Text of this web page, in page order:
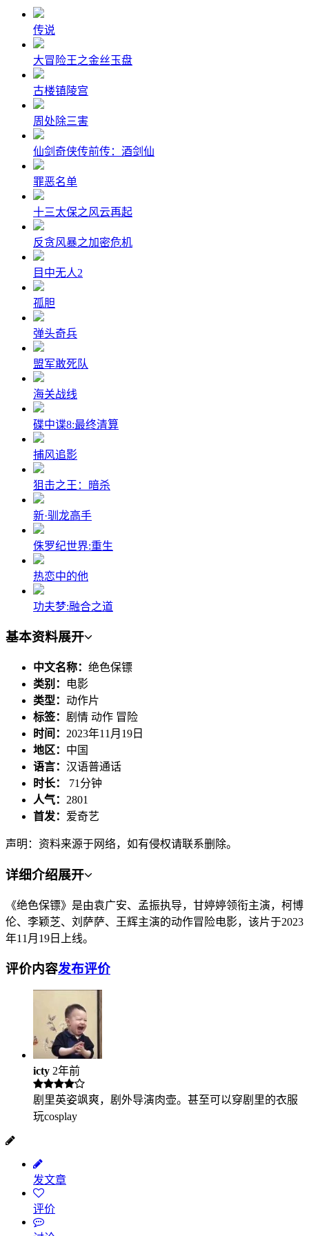
传说
大冒险王之金丝玉盘
古楼镇陵宫
周处除三害
仙剑奇侠传前传：酒剑仙
罪恶名单
十三太保之风云再起
反贪风暴之加密危机
目中无人2
孤胆
弹头奇兵
盟军敢死队
海关战线
碟中谍8:最终清算
捕风追影
狙击之王：暗杀
新·驯龙高手
侏罗纪世界:重生
热恋中的他
功夫梦:融合之道
基本资料展开
中文名称： 绝色保镖
类别：
电影
类型： 动作片
标签： 剧情 动作 冒险
时间： 2023年11月19日
地区： 中国
语言： 汉语普通话
时长： 71分钟
人气： 2801
首发： 爱奇艺
声明：资料来源于网络，如有侵权请联系删除。
详细介绍展开
《绝色保镖》是由袁广安、孟振执导，甘婷婷领衔主演，柯博
伦、李颖芝、刘萨萨、王辉主演的动作冒险电影，该片于2023
年11月19日上线。
评价内容发布评价
icty 2年前
剧里英姿飒爽，剧外导演肉壶。甚至可以穿剧里的衣服
玩cosplay
发文章
评价